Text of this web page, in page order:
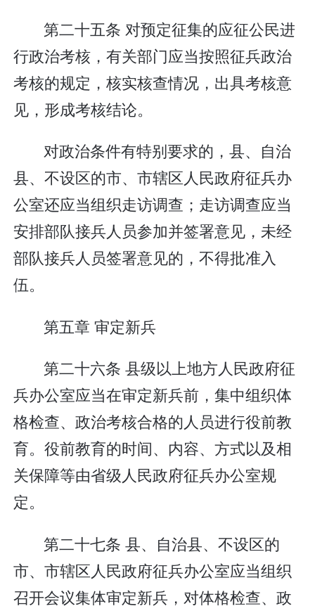
第二十五条 对预定征集的应征公民进
行政治考核，有关部门应当按照征兵政治
考核的规定，核实核查情况，出具考核意
见，形成考核结论。
对政治条件有特别要求的，县、自治
县、不设区的市、市辖区人民政府征兵办
公室还应当组织走访调查；走访调查应当
安排部队接兵人员参加并签署意见，未经
部队接兵人员签署意见的，不得批准入
伍。
第五章 审定新兵
第二十六条 县级以上地方人民政府征
兵办公室应当在审定新兵前，集中组织体
格检查、政治考核合格的人员进行役前教
育。役前教育的时间、内容、方式以及相
关保障等由省级人民政府征兵办公室规
定。
第二十七条 县、自治县、不设区的
市、市辖区人民政府征兵办公室应当组织
召开会议集体审定新兵，对体格检查、政